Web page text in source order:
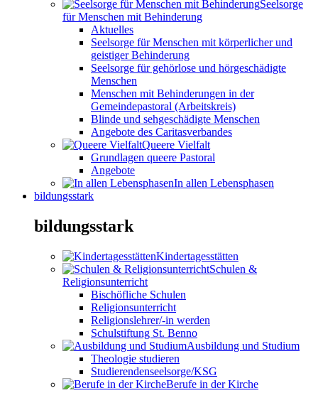
Seelsorge
für Menschen mit Behinderung
Aktuelles
Seelsorge für Menschen mit körperlicher und
geistiger Behinderung
Seelsorge für gehörlose und hörgeschädigte
Menschen
Menschen mit Behinderungen in der
Gemeindepastoral (Arbeitskreis)
Blinde und sehgeschädigte Menschen
Angebote des Caritasverbandes
Queere Vielfalt
Grundlagen queere Pastoral
Angebote
In allen Lebensphasen
bildungsstark
bildungsstark
Kindertagesstätten
Schulen &
Religionsunterricht
Bischöfliche Schulen
Religionsunterricht
Religionslehrer/-in werden
Schulstiftung St. Benno
Ausbildung und Studium
Theologie studieren
Studierendenseelsorge/KSG
Berufe in der Kirche